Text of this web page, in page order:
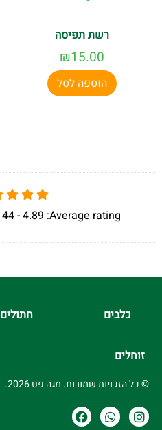
רשת תפיסה
₪15.00
הוספה לסל
Average rating:
4.89 -
44
כלבים חתולים
זוחלים
© כל הזכויות שמורות. מגה פט 2026.